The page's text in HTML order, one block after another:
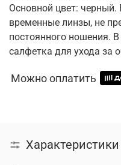
Основной цвет: черный.
временные линзы, не
постоянного ношения.
салфетка для ухода за
Можно оплатить
Характеристики